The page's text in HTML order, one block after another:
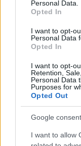
Personal Data.
Opted In
I want to opt-
Personal Data
Opted In
I want to opt-
Retention,
Personal Data
Purposes for
Opted Out
Google
I want to allow
To
08.08.2026